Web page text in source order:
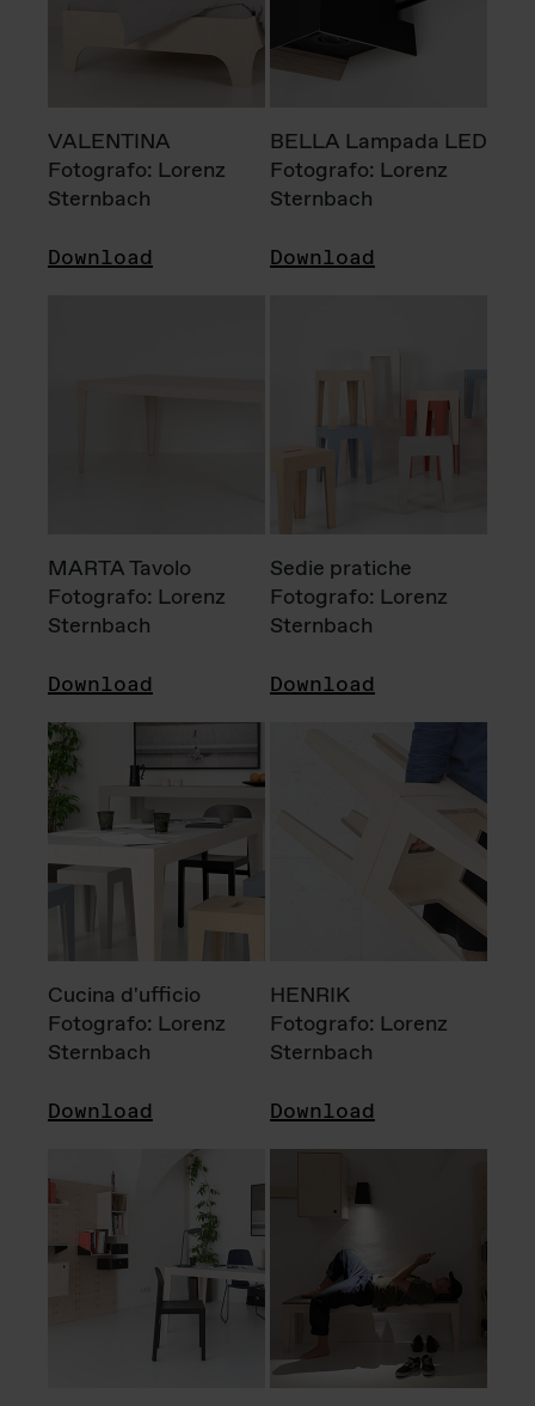
VALENTINA
Fotografo: Lorenz
Sternbach
Download
BELLA Lampada LED
Fotografo: Lorenz
Sternbach
Download
MARTA Tavolo
Fotografo: Lorenz
Sternbach
Download
Sedie pratiche
Fotografo: Lorenz
Sternbach
Download
Cucina d'ufficio
Fotografo: Lorenz
Sternbach
Download
HENRIK
Fotografo: Lorenz
Sternbach
Download